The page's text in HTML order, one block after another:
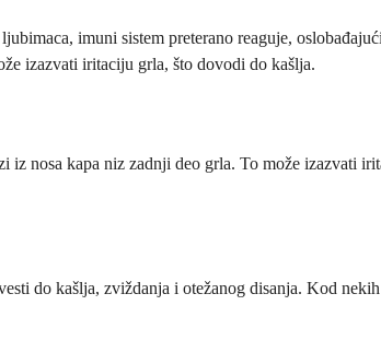
imuni sistem preterano reaguje,
izazvati iritaciju grla, što dovodi do kašlja.
iz nosa kapa niz zadnji deo grla. To može izazvati
do kašlja, zviždanja i otežanog disanja. Kod